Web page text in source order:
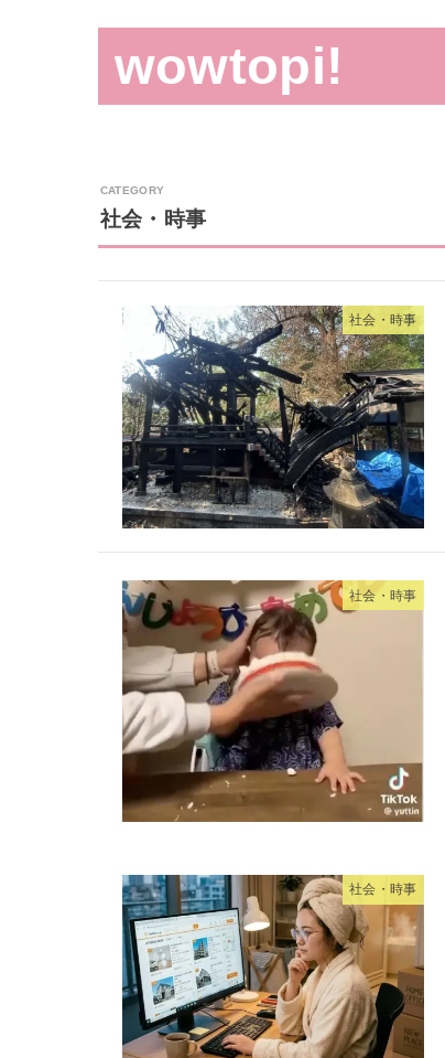
wowtopi!
社会・時事
社会・時事
社会・時事
社会・時事